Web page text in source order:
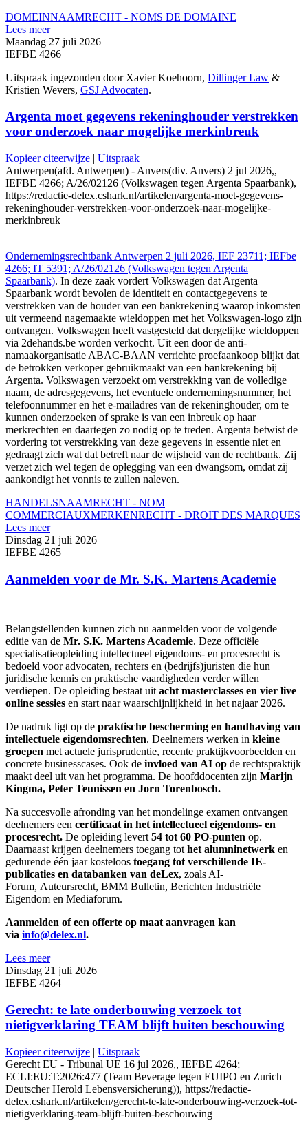
DOMEINNAAMRECHT - NOMS DE DOMAINE
Lees meer
Maandag 27 juli 2026
IEFBE 4266
Uitspraak ingezonden door Xavier Koehoorn, Dillinger Law &
Kristien Wevers, GSJ Advocaten.
Argenta moet gegevens rekeninghouder verstrekken
voor onderzoek naar mogelijke merkinbreuk
Kopieer citeerwijze | Uitspraak
Antwerpen(afd. Antwerpen) - Anvers(div. Anvers) 2 jul 2026,,
IEFBE 4266; A/26/02126 (Volkswagen tegen Argenta Spaarbank),
https://redactie-delex.cshark.nl/artikelen/argenta-moet-gegevens-
rekeninghouder-verstrekken-voor-onderzoek-naar-mogelijke-
merkinbreuk
Ondernemingsrechtbank Antwerpen 2 juli 2026, IEF 23711; IEFbe
4266; IT 5391; A/26/02126 (Volkswagen tegen Argenta
Spaarbank). In deze zaak vordert Volkswagen dat Argenta
Spaarbank wordt bevolen de identiteit en contactgegevens te
verstrekken van de houder van een bankrekening waarop inkomsten
uit vermeend nagemaakte wieldoppen met het Volkswagen-logo zijn
ontvangen. Volkswagen heeft vastgesteld dat dergelijke wieldoppen
via 2dehands.be worden verkocht. Uit een door de anti-
namaakorganisatie ABAC-BAAN verrichte proefaankoop blijkt dat
de betrokken verkoper gebruikmaakt van een bankrekening bij
Argenta. Volkswagen verzoekt om verstrekking van de volledige
naam, de adresgegevens, het eventuele ondernemingsnummer, het
telefoonnummer en het e-mailadres van de rekeninghouder, om te
kunnen onderzoeken of sprake is van een inbreuk op haar
merkrechten en daartegen zo nodig op te treden. Argenta betwist de
vordering tot verstrekking van deze gegevens in essentie niet en
gedraagt zich wat dat betreft naar de wijsheid van de rechtbank. Zij
verzet zich wel tegen de oplegging van een dwangsom, omdat zij
aankondigt het vonnis te zullen naleven.
HANDELSNAAMRECHT - NOM
COMMERCIAUXMERKENRECHT - DROIT DES MARQUES
Lees meer
Dinsdag 21 juli 2026
IEFBE 4265
Aanmelden voor de Mr. S.K. Martens Academie
Belangstellenden kunnen zich nu aanmelden voor de volgende
editie van de Mr. S.K. Martens Academie. Deze officiële
specialisatieopleiding intellectueel eigendoms- en procesrecht is
bedoeld voor advocaten, rechters en (bedrijfs)juristen die hun
juridische kennis en praktische vaardigheden verder willen
verdiepen. De opleiding bestaat uit acht masterclasses en vier live
online sessies en start naar waarschijnlijkheid in het najaar 2026.
De nadruk ligt op de praktische bescherming en handhaving van
intellectuele eigendomsrechten. Deelnemers werken in kleine
groepen met actuele jurisprudentie, recente praktijkvoorbeelden en
concrete businesscases. Ook de invloed van AI op de rechtspraktijk
maakt deel uit van het programma. De hoofddocenten zijn Marijn
Kingma, Peter Teunissen en Jorn Torenbosch.
Na succesvolle afronding van het mondelinge examen ontvangen
deelnemers een certificaat in het intellectueel eigendoms- en
procesrecht. De opleiding levert 54 tot 60 PO-punten op.
Daarnaast krijgen deelnemers toegang tot het alumninetwerk en
gedurende één jaar kosteloos toegang tot verschillende IE-
publicaties en databanken van deLex, zoals AI-
Forum, Auteursrecht, BMM Bulletin, Berichten Industriële
Eigendom en Mediaforum.
Aanmelden of een offerte op maat aanvragen kan
via info@delex.nl.
Lees meer
Dinsdag 21 juli 2026
IEFBE 4264
Gerecht: te late onderbouwing verzoek tot
nietigverklaring TEAM blijft buiten beschouwing
Kopieer citeerwijze | Uitspraak
Gerecht EU - Tribunal UE 16 jul 2026,, IEFBE 4264;
ECLI:EU:T:2026:477 (Team Beverage tegen EUIPO en Zurich
Deutscher Herold Lebensversicherung)), https://redactie-
delex.cshark.nl/artikelen/gerecht-te-late-onderbouwing-verzoek-tot-
nietigverklaring-team-blijft-buiten-beschouwing